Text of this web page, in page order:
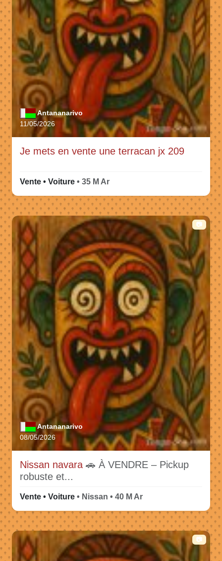
Antananarivo
11/05/2026
Je mets en vente une terracan jx 209
Vente • Voiture • 35 M Ar
Antananarivo
08/05/2026
📷
Nissan navara 🚗 À VENDRE – Pickup
robuste et...
Vente • Voiture • Nissan • 40 M Ar
📷